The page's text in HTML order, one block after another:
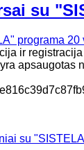
su
ir
apsaugotas
su